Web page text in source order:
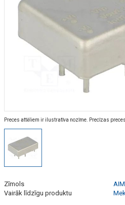
Preces attēliem ir ilustratīva nozīme. Precīzas
Zīmols
Vairāk līdzīgu produktu